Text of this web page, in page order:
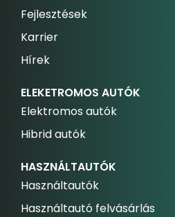
Fejlesztések
Karrier
Hírek
ELEKETROMOS AUTÓK
Elektromos autók
Hibrid autók
HASZNÁLTAUTÓK
Használtautók
Használtautó felvásárlás